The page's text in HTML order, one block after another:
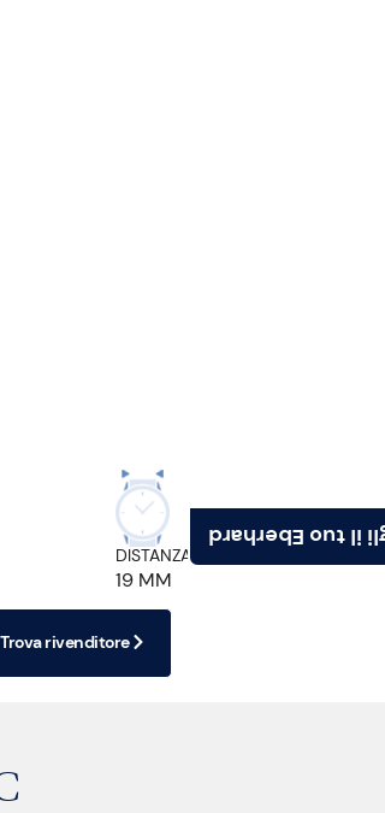
Scegli il tuo
DISTANZA ANSE
19 MM
Trova rivenditore